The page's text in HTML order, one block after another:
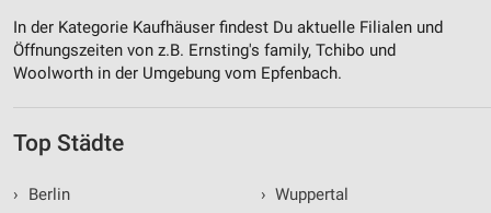
In der Kategorie Kaufhäuser findest Du aktuelle Filialen und
Öffnungszeiten von z.B. Ernsting's family, Tchibo und
Woolworth in der Umgebung vom Epfenbach.
Top Städte
›
Berlin
› Wuppertal